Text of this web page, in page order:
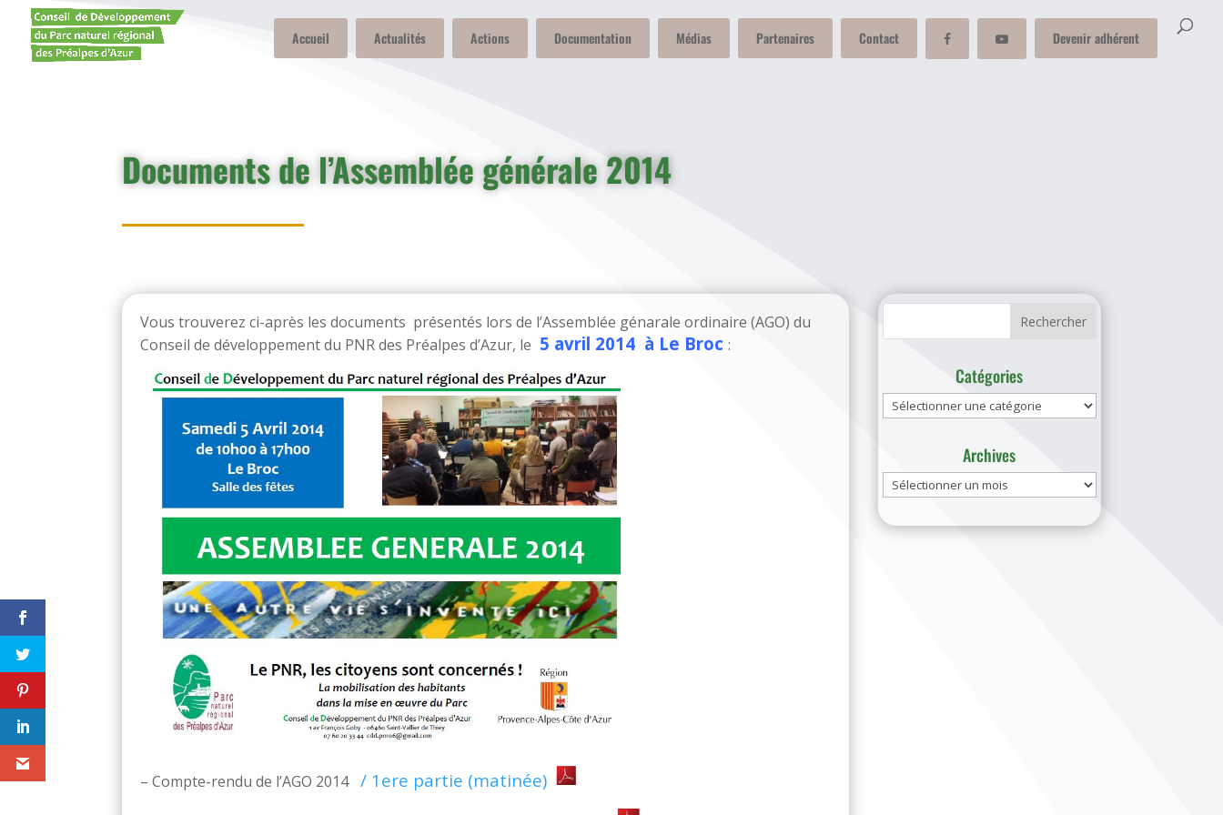
Accueil Actualités Actions Documentation Médias Partenaires Contact Devenir adhérent
Documents de l’Assemblée générale 2014
Vous trouverez ci-après les documents présentés lors de l’Assemblée génarale ordinaire (AGO) du
Conseil de développement du PNR des Préalpes d’Azur, le 5 avril 2014 à Le Broc :
– Compte-rendu de l’AGO 2014 / 1ere partie (matinée)
Catégories
Catégories
Archives
Archives